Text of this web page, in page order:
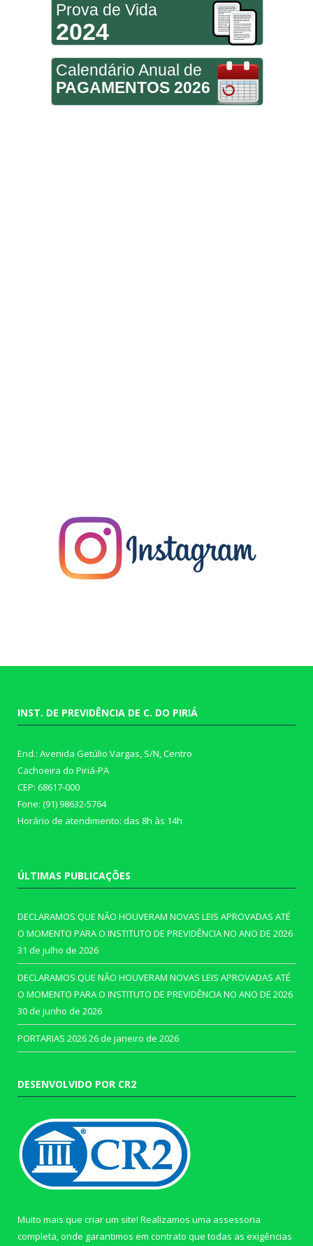
Prova de Vida
2024
Calendário Anual de
PAGAMENTOS 2026
INST. DE PREVIDÊNCIA DE C. DO PIRIÁ
End.: Avenida Getúlio Vargas, S/N, Centro
Cachoeira do Piriá-PA
CEP: 68617-000
Fone: (91) 98632-5764
Horário de atendimento: das 8h às 14h
ÚLTIMAS PUBLICAÇÕES
DECLARAMOS QUE NÃO HOUVERAM NOVAS LEIS APROVADAS ATÉ
O MOMENTO PARA O INSTITUTO DE PREVIDÊNCIA NO ANO DE 2026
31 de julho de 2026
DECLARAMOS QUE NÃO HOUVERAM NOVAS LEIS APROVADAS ATÉ
O MOMENTO PARA O INSTITUTO DE PREVIDÊNCIA NO ANO DE 2026
30 de junho de 2026
PORTARIAS 202626 de janeiro de 2026
DESENVOLVIDO POR CR2
Muito mais que criar um site! Realizamos uma assessoria
completa, onde garantimos em contrato que todas as exigências